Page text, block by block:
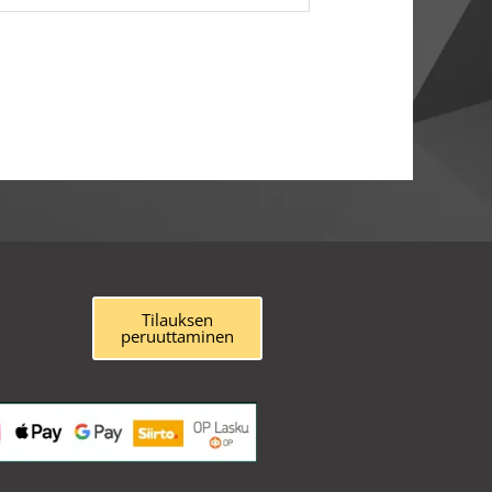
Tilauksen
peruuttaminen